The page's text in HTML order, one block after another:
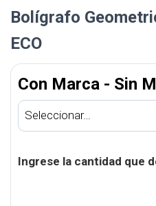
Bolígrafo
ECO
Con Marca - Sin
Ingrese la cantidad que